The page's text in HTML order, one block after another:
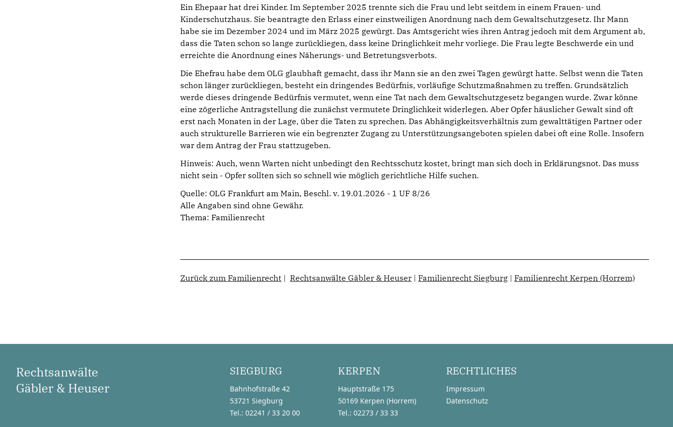
Ein Ehepaar hat drei Kinder. Im September 2025 trennte sich die Frau und lebt seitdem in einem Frauen- und
Kinderschutzhaus. Sie beantragte den Erlass einer einstweiligen Anordnung nach dem Gewaltschutzgesetz. Ihr Mann
habe sie im Dezember 2024 und im März 2025 gewürgt. Das Amtsgericht wies ihren Antrag jedoch mit dem Argument ab,
dass die Taten schon so lange zurückliegen, dass keine Dringlichkeit mehr vorliege. Die Frau legte Beschwerde ein und
erreichte die Anordnung eines Näherungs- und Betretungsverbots.
Die Ehefrau habe dem OLG glaubhaft gemacht, dass ihr Mann sie an den zwei Tagen gewürgt hatte. Selbst wenn die Taten
schon länger zurückliegen, besteht ein dringendes Bedürfnis, vorläufige Schutzmaßnahmen zu treffen. Grundsätzlich
werde dieses dringende Bedürfnis vermutet, wenn eine Tat nach dem Gewaltschutzgesetz begangen wurde. Zwar könne
eine zögerliche Antragstellung die zunächst vermutete Dringlichkeit widerlegen. Aber Opfer häuslicher Gewalt sind oft
erst nach Monaten in der Lage, über die Taten zu sprechen. Das Abhängigkeitsverhältnis zum gewalttätigen Partner oder
auch strukturelle Barrieren wie ein begrenzter Zugang zu Unterstützungsangeboten spielen dabei oft eine Rolle. Insofern
war dem Antrag der Frau stattzugeben.
Hinweis: Auch, wenn Warten nicht unbedingt den Rechtsschutz kostet, bringt man sich doch in Erklärungsnot. Das muss
nicht sein - Opfer sollten sich so schnell wie möglich gerichtliche Hilfe suchen.
Quelle: OLG Frankfurt am Main, Beschl. v. 19.01.2026 - 1 UF 8/26
Alle Angaben sind ohne Gewähr.
Thema: Familienrecht
Zurück zum Familienrecht | Rechtsanwälte Gäbler & Heuser | Familienrecht Siegburg | Familienrecht Kerpen (Horrem)
Rechtsanwälte
Gäbler & Heuser
SIEGBURG
Bahnhofstraße 42
53721 Siegburg
Tel.: 02241 / 33 20 00
KERPEN
Hauptstraße 175
50169 Kerpen (Horrem)
Tel.: 02273 / 33 33
RECHTLICHES
Impressum
Datenschutz